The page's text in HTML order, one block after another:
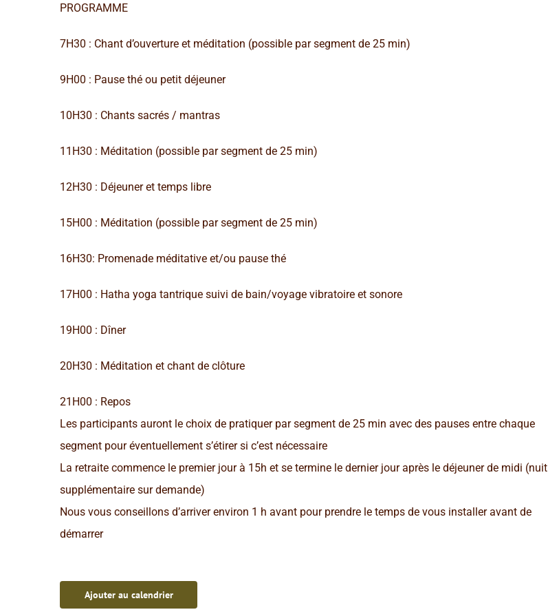
PROGRAMME
7H30 : Chant d’ouverture et méditation (possible par segment de 25 min)
9H00 : Pause thé ou petit déjeuner
10H30 : Chants sacrés / mantras
11H30 : Méditation (possible par segment de 25 min)
12H30 : Déjeuner et temps libre
15H00 : Méditation (possible par segment de 25 min)
16H30: Promenade méditative et/ou pause thé
17H00 : Hatha yoga tantrique suivi de bain/voyage vibratoire et sonore
19H00 : Dîner
20H30 : Méditation et chant de clôture
21H00 : Repos
Les participants auront le choix de pratiquer par segment de 25 min avec des pauses entre chaque
segment pour éventuellement s’étirer si c’est nécessaire
La retraite commence le premier jour à 15h et se termine le dernier jour après le déjeuner de midi (nuit
supplémentaire sur demande)
Nous vous conseillons d’arriver environ 1 h avant pour prendre le temps de vous installer avant de
démarrer
Ajouter au calendrier